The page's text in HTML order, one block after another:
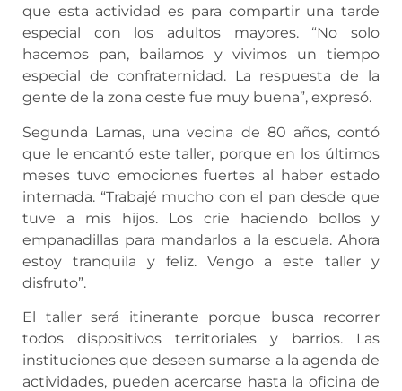
que esta actividad es para compartir una tarde
especial con los adultos mayores. “No solo
hacemos pan, bailamos y vivimos un tiempo
especial de confraternidad. La respuesta de la
gente de la zona oeste fue muy buena”, expresó.
Segunda Lamas, una vecina de 80 años, contó
que le encantó este taller, porque en los últimos
meses tuvo emociones fuertes al haber estado
internada. “Trabajé mucho con el pan desde que
tuve a mis hijos. Los crie haciendo bollos y
empanadillas para mandarlos a la escuela. Ahora
estoy tranquila y feliz. Vengo a este taller y
disfruto”.
El taller será itinerante porque busca recorrer
todos dispositivos territoriales y barrios. Las
instituciones que deseen sumarse a la agenda de
actividades, pueden acercarse hasta la oficina de